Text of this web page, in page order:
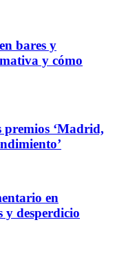
bares y
y cómo
‘Madrid,
en
y desperdicio